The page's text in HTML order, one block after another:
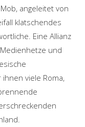
angeleitet von
klatschendes
Eine Allianz
und
viele Roma,